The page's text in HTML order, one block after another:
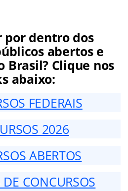
por dentro dos
abertos e
Brasil? Clique nos
abaixo:
FEDERAIS
2026
ABERTOS
CONCURSOS